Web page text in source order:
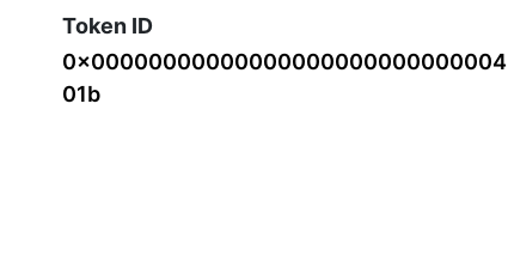
Token ID
0x00000000000000000000000000004
01b